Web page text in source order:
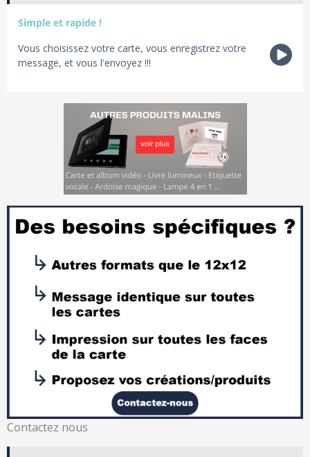
Simple et rapide !
Vous choisissez votre carte, vous enregistrez votre
message, et vous l'envoyez !!!
Contactez nous